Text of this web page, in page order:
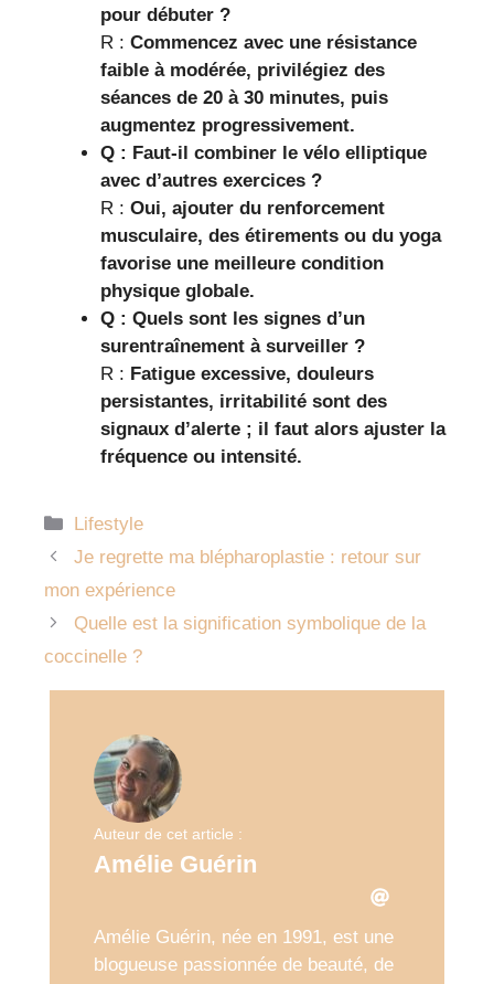
pour débuter ?
R : Commencez avec une résistance
faible à modérée, privilégiez des
séances de 20 à 30 minutes, puis
augmentez progressivement.
Q : Faut-il combiner le vélo elliptique
avec d’autres exercices ?
R : Oui, ajouter du renforcement
musculaire, des étirements ou du yoga
favorise une meilleure condition
physique globale.
Q : Quels sont les signes d’un
surentraînement à surveiller ?
R : Fatigue excessive, douleurs
persistantes, irritabilité sont des
signaux d’alerte ; il faut alors ajuster la
fréquence ou intensité.
Catégories
Lifestyle
Je regrette ma blépharoplastie : retour sur
mon expérience
Quelle est la signification symbolique de la
coccinelle ?
Auteur de cet article :
Amélie Guérin
Amélie Guérin, née en 1991, est une
blogueuse passionnée de beauté, de